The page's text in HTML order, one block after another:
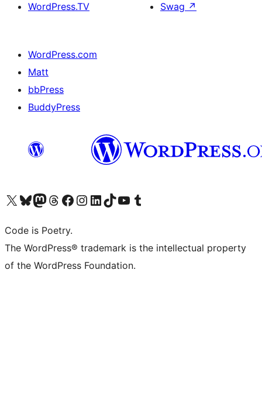
WordPress.TV
Swag ↗
WordPress.com
Matt
bbPress
BuddyPress
Navštivte náš účet na X (dříve Twitter)
Navštivte náš Bluesky účetNavštivte náš účet Mastodon
Navštivte náš Threads účetNavštivte naši stránku na Facebooku
Navštivte náš Instagram účetNavštivte náš LinkedIn účetNavštivte náš TikTok účetNavštivte náš YouTube kanálNavštivte náš Tumblr účet
Code is Poetry.
The WordPress® trademark is the intellectual property
of the WordPress Foundation.